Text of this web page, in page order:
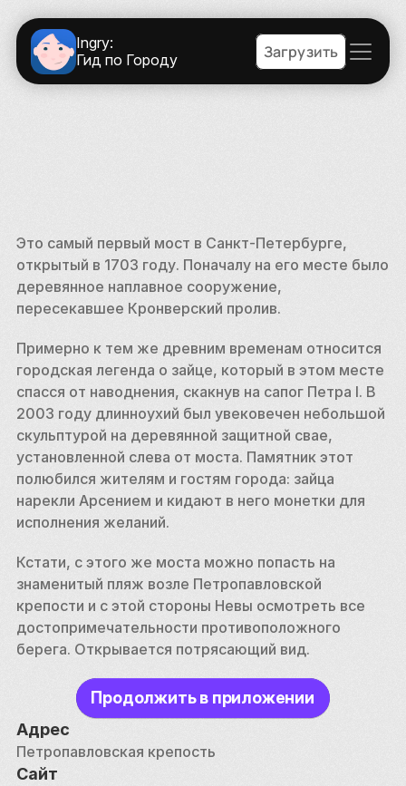
Ingry:
Гид по Городу
Загрузить
Это самый первый мост в Санкт-Петербурге,
открытый в 1703 году. Поначалу на его месте было
деревянное наплавное сооружение,
пересекавшее Кронверский пролив.
Примерно к тем же древним временам относится
городская легенда о зайце, который в этом месте
спасся от наводнения, скакнув на сапог Петра I. В
2003 году длинноухий был увековечен небольшой
скульптурой на деревянной защитной свае,
установленной слева от моста. Памятник этот
полюбился жителям и гостям города: зайца
нарекли Арсением и кидают в него монетки для
исполнения желаний.
Кстати, с этого же моста можно попасть на
знаменитый пляж возле Петропавловской
крепости и с этой стороны Невы осмотреть все
достопримечательности противоположного
берега. Открывается потрясающий вид.
Продолжить в приложении
Адрес
Петропавловская крепость
Сайт